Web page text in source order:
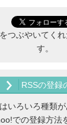
つぶやいてく
す。
RSSの登録
いろいろ種類
での登録方法